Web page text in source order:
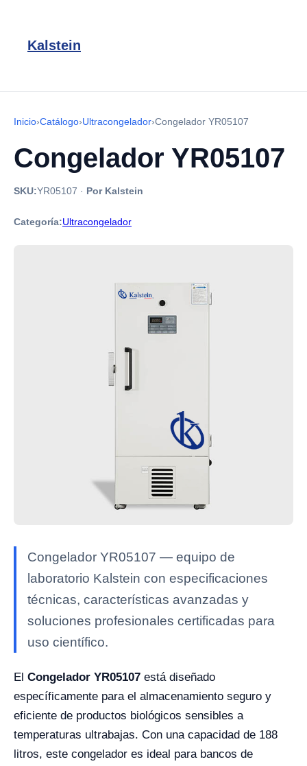
Kalstein
Inicio›Catálogo›Ultracongelador›Congelador YR05107
Congelador YR05107
SKU:YR05107 · Por Kalstein
Categoría:Ultracongelador
Congelador YR05107 — equipo de
laboratorio Kalstein con especificaciones
técnicas, características avanzadas y
soluciones profesionales certificadas para
uso científico.
El Congelador YR05107 está diseñado
específicamente para el almacenamiento seguro y
eficiente de productos biológicos sensibles a
temperaturas ultrabajas. Con una capacidad de 188
litros, este congelador es ideal para bancos de